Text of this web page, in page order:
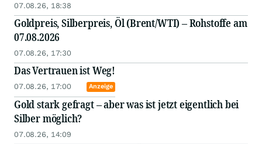
07.08.26, 18:38
Goldpreis, Silberpreis, Öl (Brent/WTI) – Rohstoffe am
07.08.2026
07.08.26, 17:30
Das Vertrauen ist Weg!
07.08.26, 17:00 Anzeige
Gold stark gefragt – aber was ist jetzt eigentlich bei
Silber möglich?
07.08.26, 14:09